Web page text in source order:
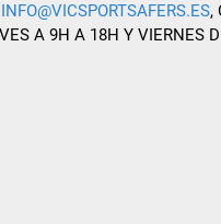
INFO@VICSPORTSAFERS.ES,
A 9H A 18H Y VIERNES